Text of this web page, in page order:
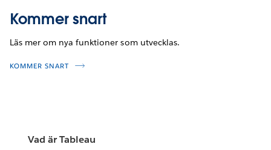
Kommer snart
Läs mer om nya funktioner som utvecklas.
KOMMER SNART
Vad är Tableau